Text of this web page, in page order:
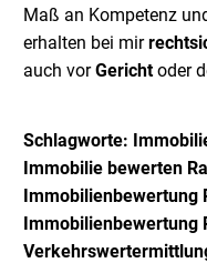
Maß an Kompetenz
erhalten bei mir
auch vorGerichtoder
Schlagworte:
Immobilie bewerten
Immobilienbewertung
Immobilienbewertung